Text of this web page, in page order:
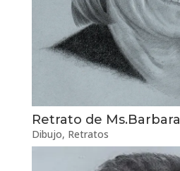
Retrato de Ms.Barbara
Dibujo, Retratos